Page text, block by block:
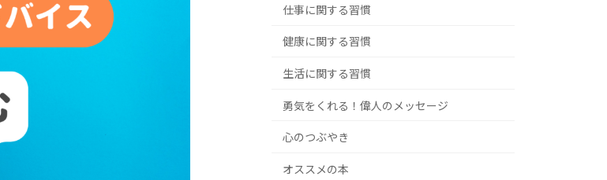
仕事に関する習慣
健康に関する習慣
生活に関する習慣
勇気をくれる！偉人のメッセージ
心のつぶやき
オススメの本